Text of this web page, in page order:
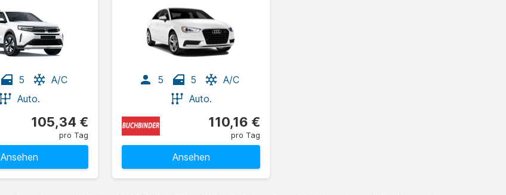
5
A/C
Auto.
105,34 €
pro Tag
Ansehen
5 5
A/C
Auto.
110,16 €
pro Tag
Ansehen